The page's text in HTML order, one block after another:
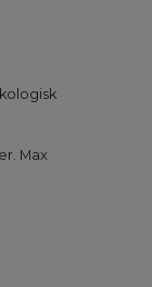
Max